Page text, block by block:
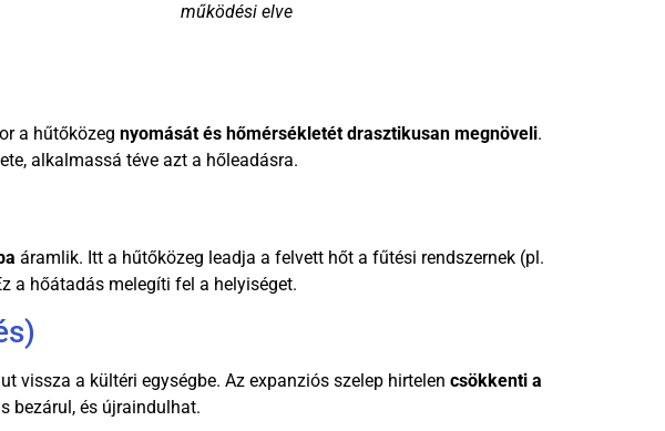
működési elve
a hűtőközeg nyomását és hőmérsékletét drasztikusan megnöveli.
alkalmassá téve azt a hőleadásra.
áramlik. Itt a hűtőközeg leadja a felvett hőt a fűtési rendszernek (pl.
a hőátadás melegíti fel a helyiséget.
vissza a kültéri egységbe. Az expanziós szelep hirtelen csökkenti a
bezárul, és újraindulhat.